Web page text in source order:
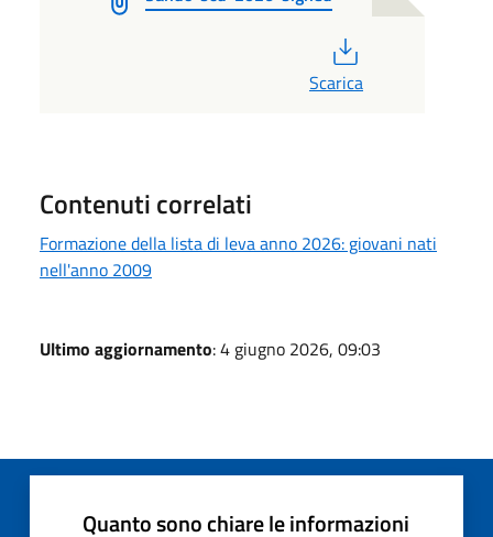
Scarica
Contenuti correlati
Formazione della lista di leva anno 2026: giovani nati
nell'anno 2009
Ultimo aggiornamento: 4 giugno 2026, 09:03
Quanto sono chiare le informazioni